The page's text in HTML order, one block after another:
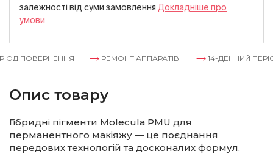
залежностi вiд суми замовлення Докладнiше про
умови
ПОВЕРНЕННЯ РЕМОНТ АППАРАТІВ 14-ДЕННИЙ
Опис товару
Гібридні пігменти Molecula PMU для
перманентного макіяжу — це поєднання
передових технологій та досконалих формул.